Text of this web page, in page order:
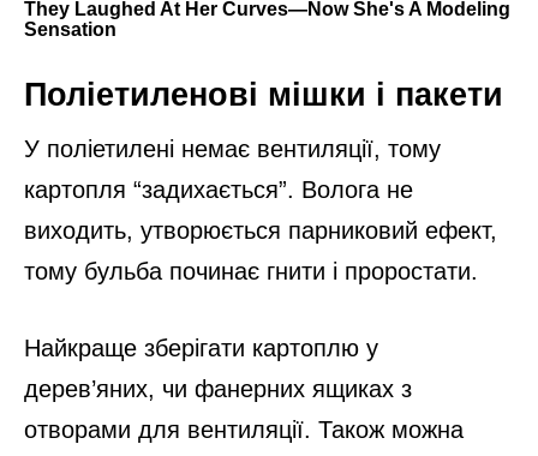
Поліетиленові мішки і пакети
У поліетилені немає вентиляції, тому
картопля “задихається”. Волога не
виходить, утворюється парниковий ефект,
тому бульба починає гнити і проростати.
Найкраще зберігати картоплю у
дерев’яних, чи фанерних ящиках з
отворами для вентиляції. Також можна